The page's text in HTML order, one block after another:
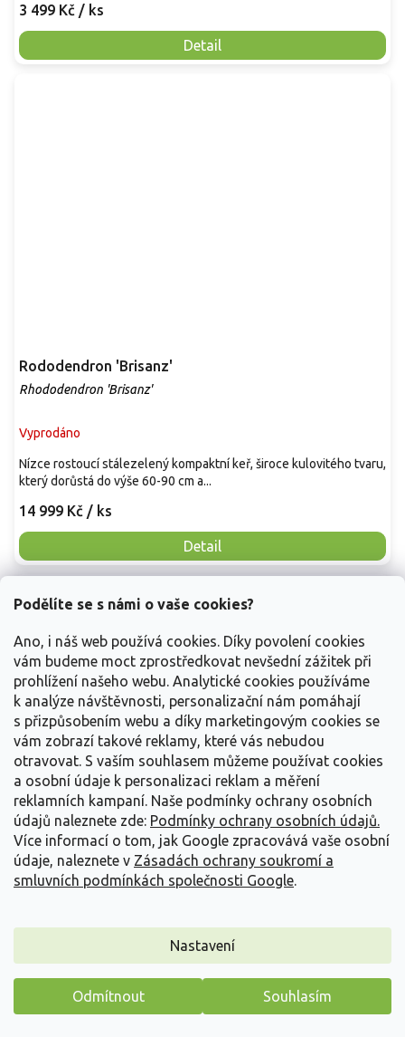
Podělíte se s námi o vaše cookies?
Ano, i náš web používá cookies. Díky povolení cookies
vám budeme moct zprostředkovat nevšední zážitek při
prohlížení našeho webu. Analytické cookies používáme
k analýze návštěvnosti, personalizační nám pomáhají
s přizpůsobením webu a díky marketingovým cookies se
vám zobrazí takové reklamy, které vás nebudou
otravovat. S vaším souhlasem můžeme používat cookies
a osobní údaje k personalizaci reklam a měření
reklamních kampaní. Naše podmínky ochrany osobních
údajů naleznete zde: Podmínky ochrany osobních údajů.
Více informací o tom, jak Google zpracovává vaše osobní
údaje, naleznete v Zásadách ochrany soukromí a
smluvních podmínkách společnosti Google.
Nastavení
Odmítnout Souhlasím
3 499 Kč / ks
Detail
Rododendron 'Brisanz'
Rhododendron 'Brisanz'
Vyprodáno
14 999 Kč / ks
Detail
Nízce rostoucí stálezelený kompaktní keř, široce kulovitého tvaru,
který dorůstá do výše 60-90 cm a...
Rododendron 'Catawbiense Grandiflorum'
Rhododendron 'Catawbiense Grandiflorum'
od3 499 Kč/ ks
Tento kultivar je ztělesněním zahradní jistoty. Hlavní předností je
jeho neprostupná...
Máme pro vás malý dárek